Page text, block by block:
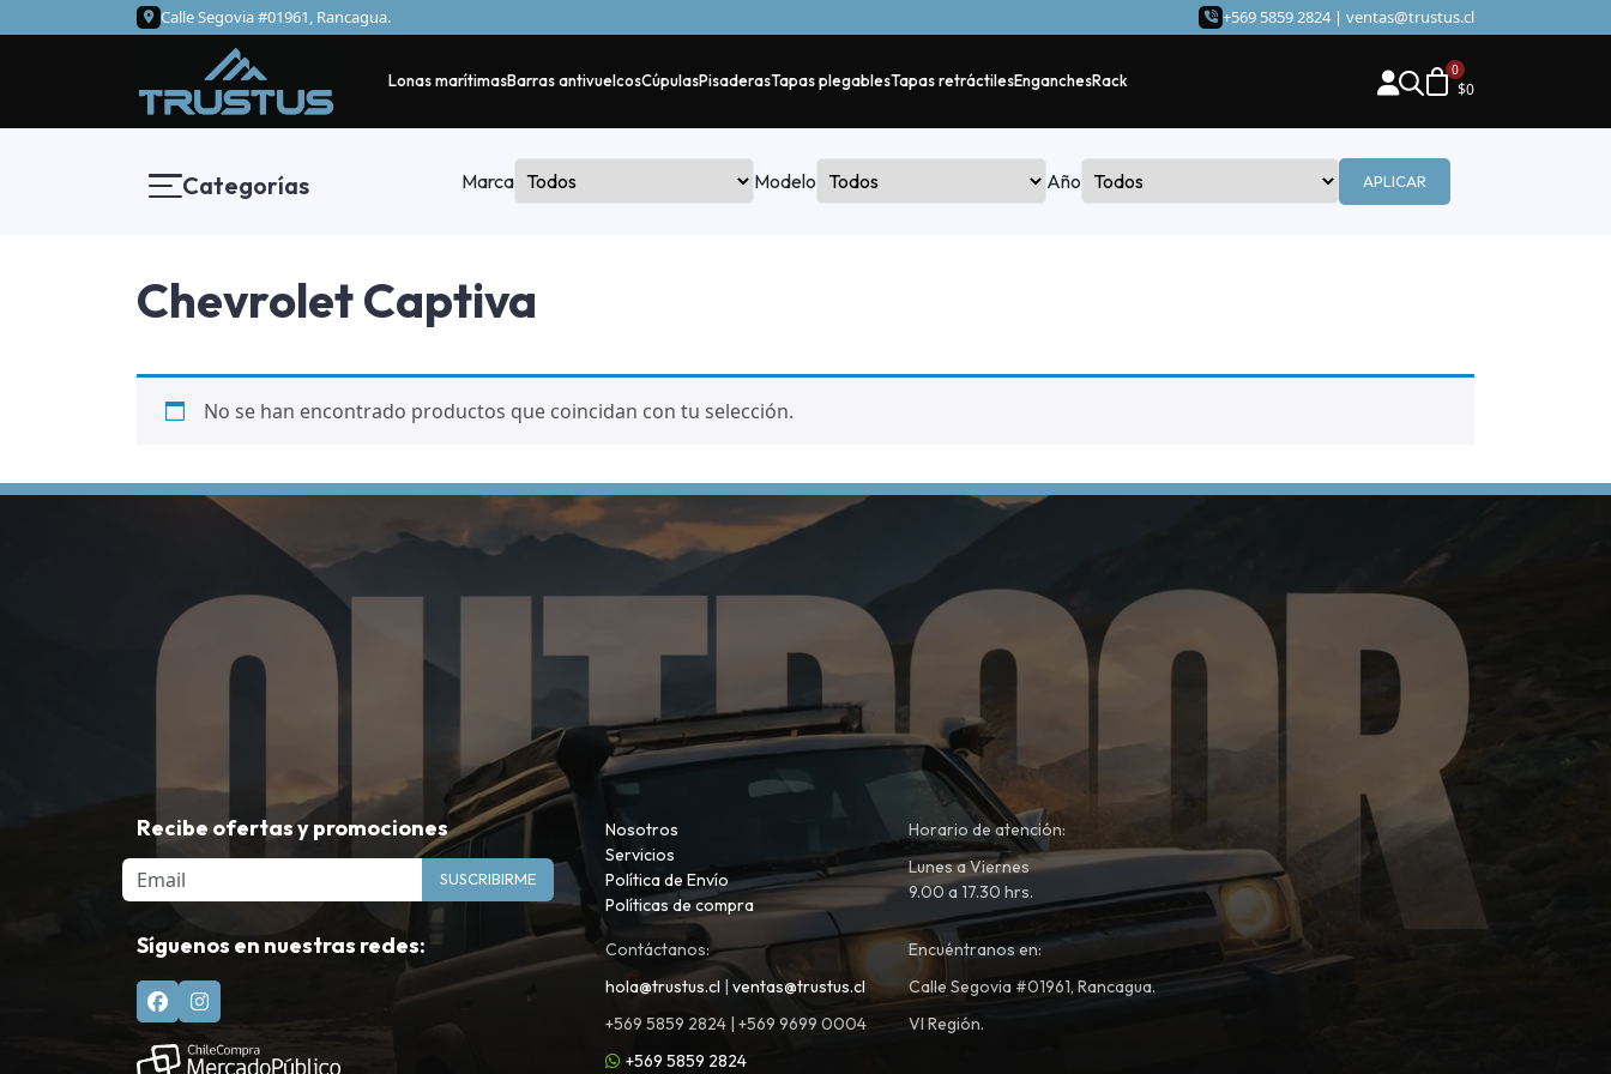
Calle Segovia #01961, Rancagua. +569 5859 2824 | ventas@trustus.cl
Lonas marítimasBarras antivuelcosCúpulasPisaderasTapas plegablesTapas retráctilesEnganchesRack $0
Categorías Marca Modelo Año APLICAR
Chevrolet Captiva
No se han encontrado productos que coincidan con tu selección.
Recibe ofertas y promociones
Email SUSCRIBIRME
Síguenos en nuestras redes:
Nosotros
Servicios
Política de Envío
Políticas de compra
Horario de atención:
Lunes a Viernes
9.00 a 17.30 hrs.
Contáctanos:
hola@trustus.cl | ventas@trustus.cl
+569 5859 2824 | +569 9699 0004
+569 5859 2824
Encuéntranos en:
Calle Segovia #01961, Rancagua.
VI Región.